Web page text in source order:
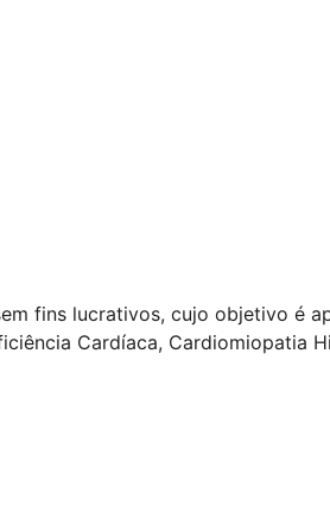
fins lucrativos, cujo objetivo é
Cardíaca,